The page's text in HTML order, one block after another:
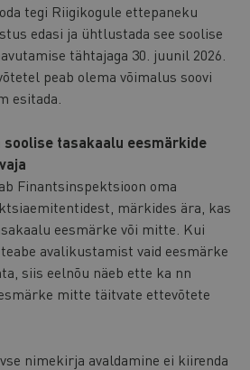
tegi Riigikogule ettepaneku
edasi ja ühtlustada see soolise
tähtajaga 30. juunil 2026.
peab olema võimalus soovi
esitada.
tasakaalu eesmärkide
Finantsinspektsioon oma
märkides ära, kas
eesmärke või mitte. Kui
avalikustamist vaid eesmärke
siis eelnõu näeb ette ka nn
mitte täitvate ettevõtete
nimekirja avaldamine ei kiirenda